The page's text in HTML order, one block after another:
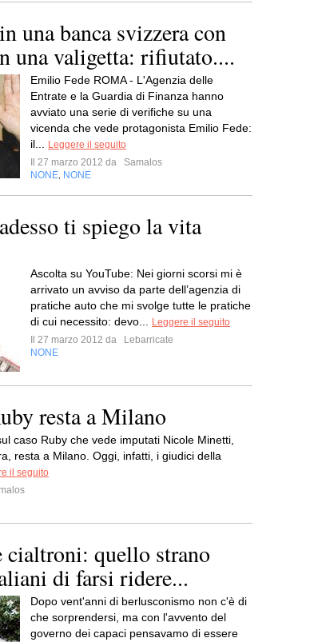
una banca svizzera con
una valigetta: rifiutato....
Emilio Fede ROMA - L'Agenzia delle
Entrate e la Guardia di Finanza hanno
avviato una serie di verifiche su una
vicenda che vede protagonista Emilio Fede:
il...
Leggere il seguito
Il 27 marzo 2012 da
Samalos
NONE NONE
ti spiego la vita
Ascolta su YouTube: Nei giorni scorsi mi è
arrivato un avviso da parte dell’agenzia di
pratiche auto che mi svolge tutte le pratiche
di cui necessito: devo...
Leggere il seguito
Il 27 marzo 2012 da
Lebarricate
NONE
resta a Milano
caso Ruby che vede imputati Nicole Minetti,
resta a Milano. Oggi, infatti, i giudici della
il seguito
cialtroni: quello strano
di farsi ridere...
Dopo vent'anni di berlusconismo non c'è di
che sorprendersi, ma con l'avvento del
governo dei capaci pensavamo di essere